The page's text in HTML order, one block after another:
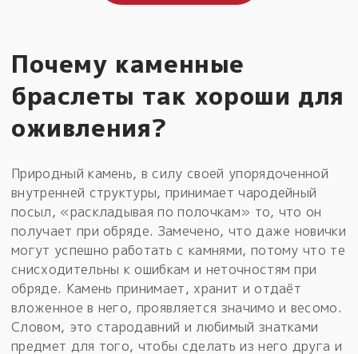
Почему каменные
браслеты так хороши для
оживления?
Природный камень, в силу своей упорядоченной
внутренней структуры, принимает чародейный
посыл, «раскладывая по полочкам» то, что он
получает при обряде. Замечено, что даже новички
могут успешно работать с камнями, потому что те
снисходительны к ошибкам и неточностям при
обряде. Камень принимает, хранит и отдаёт
вложенное в него, проявляется значимо и весомо.
Словом, это стародавний и любимый знатками
предмет для того, чтобы сделать из него друга и